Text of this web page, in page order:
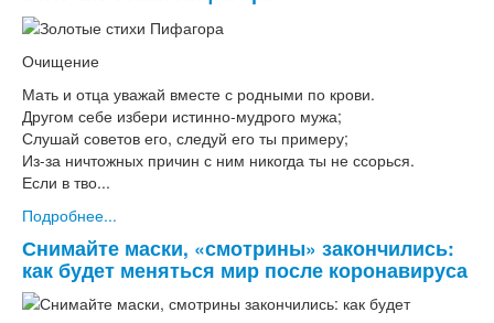
Очищение
Мать и отца уважай вместе с родными по крови.
Другом себе избери истинно-мудрого мужа;
Слушай советов его, следуй его ты примеру;
Из-за ничтожных причин с ним никогда ты не ссорься.
Если в тво...
Подробнее...
Снимайте маски, «смотрины» закончились:
как будет меняться мир после коронавируса